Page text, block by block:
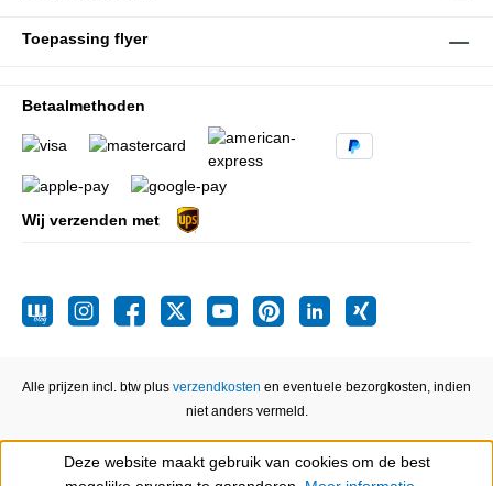
Toepassing flyer
Betaalmethoden
Wij verzenden met
Alle prijzen incl. btw plus verzendkosten en eventuele bezorgkosten, indien
niet anders vermeld.
Show toolbar
Deze website maakt gebruik van cookies om de best